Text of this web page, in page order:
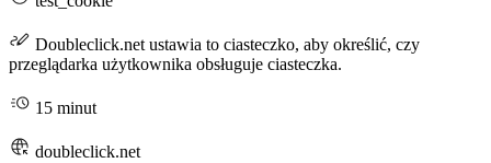
Doubleclick.net ustawia to ciasteczko, aby określić, czy
przeglądarka użytkownika obsługuje ciasteczka.
15 minut
doubleclick.net